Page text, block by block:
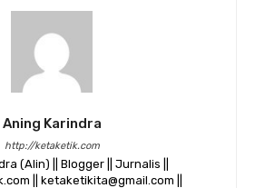
Aning Karindra
http://ketaketik.com
(Alin) || Blogger || Jurnalis ||
|| ketaketikita@gmail.com ||